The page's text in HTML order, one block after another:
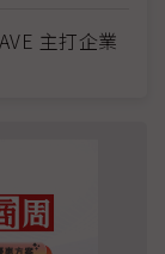
主打企業